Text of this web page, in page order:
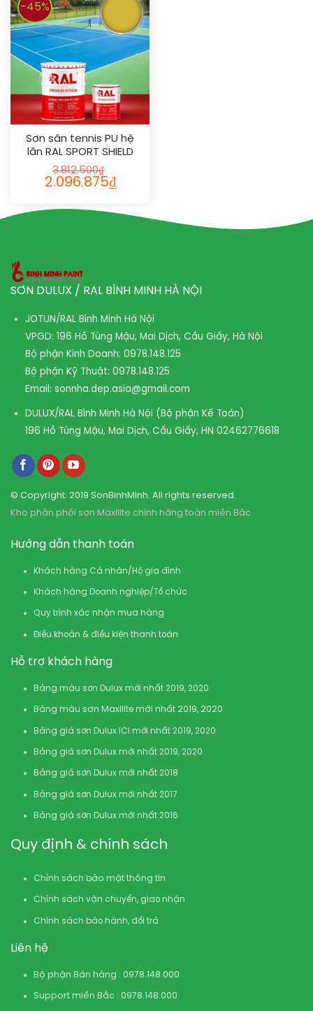
-45%
Sơn sân tennis PU hệ
lăn RAL SPORT SHIELD
1012
3.812.500₫
2.096.875₫
SƠN DULUX / RAL BÌNH MINH HÀ NỘI
JOTUN/RAL Bình Minh Hà Nội
VPGD: 196 Hồ Tùng Mậu, Mai Dịch, Cầu Giấy, Hà Nội
Bộ phận Kinh Doanh: 0978.148.125
Bộ phận Kỹ Thuật: 0978.148.125
Email: sonnha.dep.asia@gmail.com
DULUX/RAL Bình Minh Hà Nội (Bộ phận Kế Toán)
196 Hồ Tùng Mậu, Mai Dịch, Cầu Giấy, HN 02462776618
© Copyright: 2019 SonBinhMinh. All rights reserved.
Kho phân phối sơn Maxilite chính hãng toàn miền Bắc
Hướng dẫn thanh toán
Khách hàng Cá nhân/Hộ gia đình
Khách hàng Doanh nghiệp/Tổ chức
Quy trình xác nhận mua hàng
Điều khoản & điều kiện thanh toán
Hỗ trợ khách hàng
Bảng màu sơn Dulux mới nhất 2019, 2020
Bảng màu sơn Maxilite mới nhất 2019, 2020
Bảng giá sơn Dulux ICI mới nhất 2019, 2020
Bảng giá sơn Dulux mới nhất 2019, 2020
Bảng giá sơn Dulux mới nhất 2018
Bảng giá sơn Dulux mới nhất 2017
Bảng giá sơn Dulux mới nhất 2016
Quy định & chính sách
Chính sách bảo mật thông tin
Chính sách vận chuyển, giao nhận
Chính sách bảo hành, đổi trả
Liên hệ
Bộ phận Bán hàng : 0978.148.000
Support miền Bắc : 0978.148.000